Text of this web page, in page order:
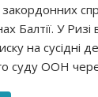
закордонних
Балтії. У
на
суду ООН